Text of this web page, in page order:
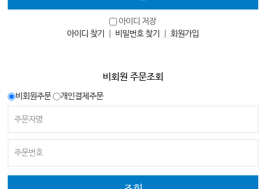
아이디 저장
아이디 찾기
비밀번호 찾기 회원가입
비회원 주문조회
비회원주문 개인결제주문